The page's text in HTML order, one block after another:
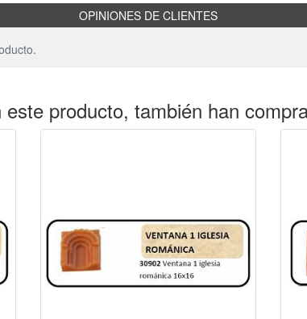
OPINIONES DE CLIENTES
producto, también han